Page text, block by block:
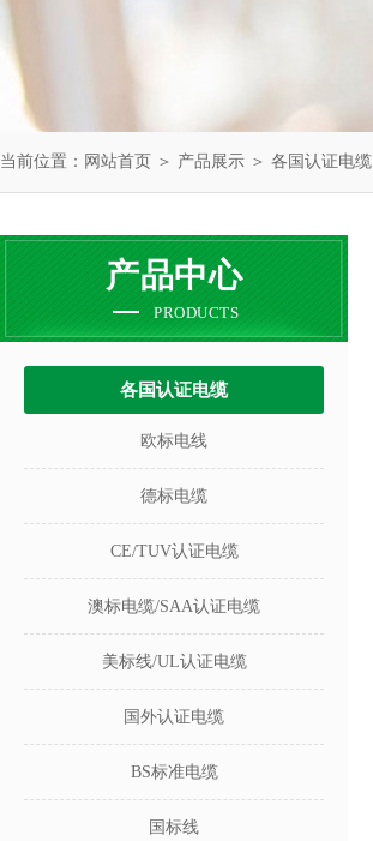
当前位置： 网站首页 ＞ 产品展示 ＞ 各国认证电缆
产品中心
PRODUCTS
各国认证电缆
欧标电线
德标电缆
CE/TUV认证电缆
澳标电缆/SAA认证电缆
美标线/UL认证电缆
国外认证电缆
BS标准电缆
国标线